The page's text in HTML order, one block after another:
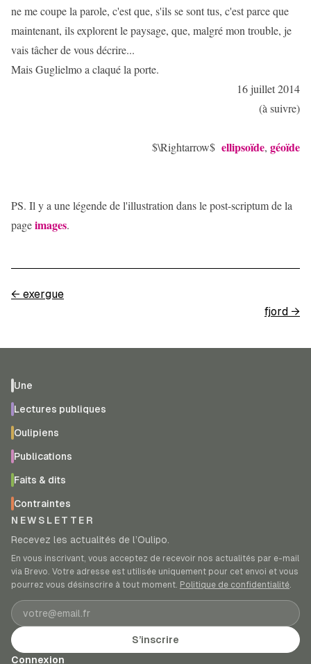
ne me coupe la parole, c'est que, s'ils se sont tus, c'est parce que
maintenant, ils explorent le paysage, que, malgré mon trouble, je
vais tâcher de vous décrire...
Mais Guglielmo a claqué la porte.
16 juillet 2014
(à suivre)
$\Rightarrow$ ellipsoïde, géoïde
PS. Il y a une légende de l'illustration dans le post-scriptum de la
pageimages.
← exergue
fjord →
Une
Lectures publiques
Oulipiens
Publications
Faits & dits
Contraintes
NEWSLETTER
Recevez les actualités de l’Oulipo.
En vous inscrivant, vous acceptez de recevoir nos actualités par e-mail
via Brevo. Votre adresse est utilisée uniquement pour cet envoi et vous
pourrez vous désinscrire à tout moment. Politique de confidentialité.
Adresse e-mail
S’inscrire
Connexion